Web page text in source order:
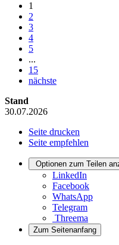
1
2
3
4
5
...
15
nächste
Stand
30.07.2026
Seite drucken
Seite empfehlen
Optionen zum Teilen
LinkedIn
Facebook
WhatsApp
Telegram
Threema
Zum Seitenanfang